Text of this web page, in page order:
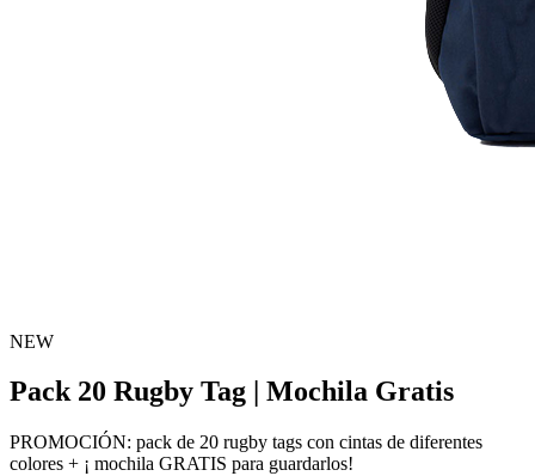
NEW
Pack 20 Rugby Tag | Mochila Gratis
PROMOCIÓN: pack de 20 rugby tags con cintas de diferentes
colores + ¡ mochila GRATIS para guardarlos!